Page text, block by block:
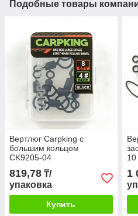
Подобные товары
Вертлюг Carpking с
большим кольцом
CK9205-04
819,78 ₸/
упаковка
Купить
10
1